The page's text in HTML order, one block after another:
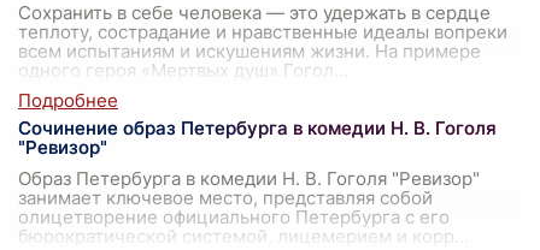
Сохранить в себе человека — это удержать в сердце
теплоту, сострадание и нравственные идеалы вопреки
всем испытаниям и искушениям жизни. На примере
одного героя «Мертвых душ» Гогол
Сочинение образ Петербурга в комедии Н. В. Гоголя
"Ревизор"
Образ Петербурга в комедии Н. В. Гоголя "Ревизор"
занимает ключевое место, представляя собой
олицетворение официального Петербурга с его
бюрократической системой, лицемерием и корр